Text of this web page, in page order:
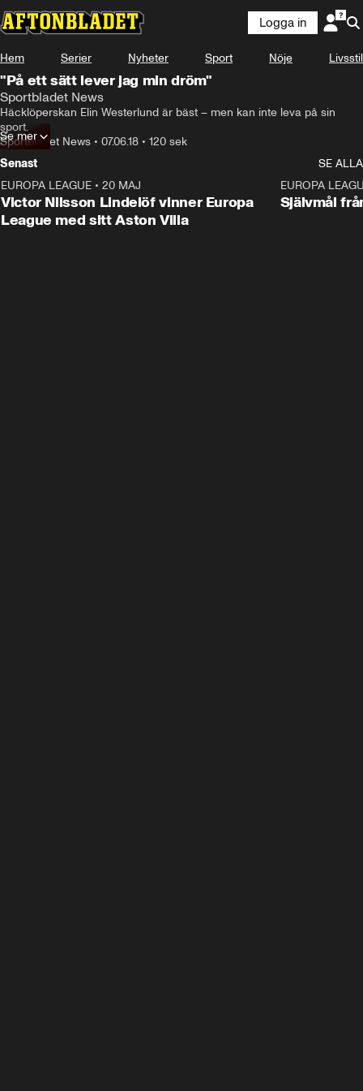
Logga in
Hem Serier Nyheter Sport Nöje Livsstil
"På ett sätt lever jag min dröm"
Sportbladet News
Häcklöperskan Elin Westerlund är bäst – men kan inte leva på sin
sport.
Sportbladet News • 07.06.18 • 120 sek
Se mer
Senast
SE ALLA
EUROPA LEAGUE • 20 MAJ
Victor Nilsson Lindelöf vinner Europa
League med sitt Aston Villa
EUROPA
Självmål